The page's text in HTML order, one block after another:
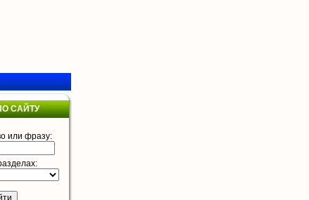
САЙТУ
или фразу: